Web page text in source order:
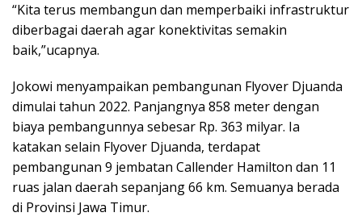
“Kita terus membangun dan memperbaiki infrastruktur
diberbagai daerah agar konektivitas semakin
baik,”ucapnya.
Jokowi menyampaikan pembangunan Flyover Djuanda
dimulai tahun 2022. Panjangnya 858 meter dengan
biaya pembangunnya sebesar Rp. 363 milyar. Ia
katakan selain Flyover Djuanda, terdapat
pembangunan 9 jembatan Callender Hamilton dan 11
ruas jalan daerah sepanjang 66 km. Semuanya berada
di Provinsi Jawa Timur.